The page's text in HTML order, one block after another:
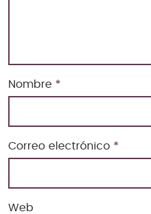
Nombre *
Correo electrónico *
Web